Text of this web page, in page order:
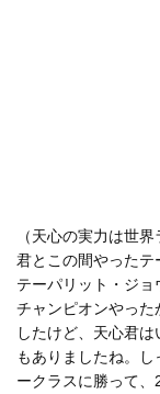
（天心の実力は世
君とこの間やった
テーパリット・ジョ
チャンピオンやった
したけど、天心君
もありましたね。
ークラスに勝って